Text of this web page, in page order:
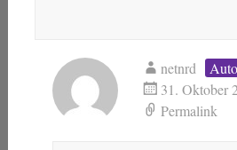
netnrd
31. Oktober
Permalink